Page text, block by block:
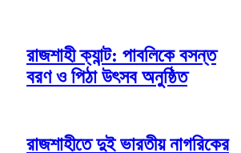
রাজশাহী ক্যান্ট: পাবলিকে বসন্ত
বরণ ও পিঠা উৎসব অনুষ্ঠিত
রাজশাহীতে দুই ভারতীয় নাগরিকের